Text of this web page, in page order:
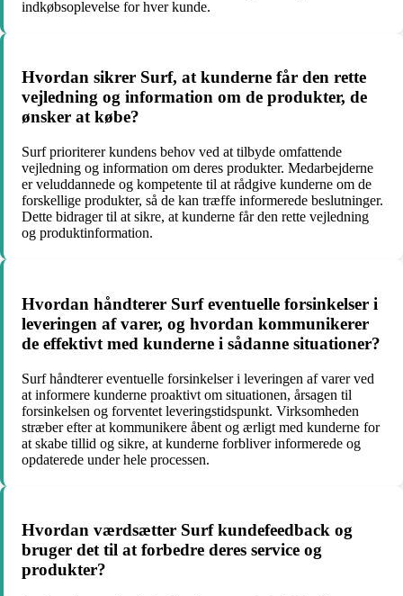
indkøbsoplevelse for hver kunde.
Hvordan sikrer Surf, at kunderne får den rette
vejledning og information om de produkter, de
ønsker at købe?
Surf prioriterer kundens behov ved at tilbyde omfattende
vejledning og information om deres produkter. Medarbejderne
er veluddannede og kompetente til at rådgive kunderne om de
forskellige produkter, så de kan træffe informerede beslutninger.
Dette bidrager til at sikre, at kunderne får den rette vejledning
og produktinformation.
Hvordan håndterer Surf eventuelle forsinkelser i
leveringen af varer, og hvordan kommunikerer
de effektivt med kunderne i sådanne situationer?
Surf håndterer eventuelle forsinkelser i leveringen af varer ved
at informere kunderne proaktivt om situationen, årsagen til
forsinkelsen og forventet leveringstidspunkt. Virksomheden
stræber efter at kommunikere åbent og ærligt med kunderne for
at skabe tillid og sikre, at kunderne forbliver informerede og
opdaterede under hele processen.
Hvordan værdsætter Surf kundefeedback og
bruger det til at forbedre deres service og
produkter?